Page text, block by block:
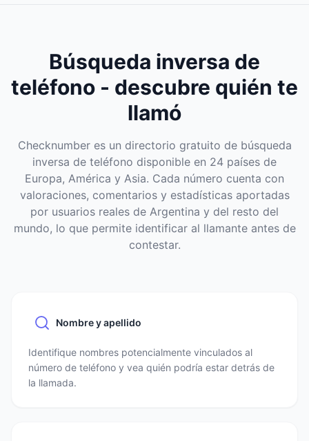
Búsqueda inversa de
teléfono - descubre quién te
llamó
Checknumber es un directorio gratuito de búsqueda
inversa de teléfono disponible en 24 países de
Europa, América y Asia. Cada número cuenta con
valoraciones, comentarios y estadísticas aportadas
por usuarios reales de Argentina y del resto del
mundo, lo que permite identificar al llamante antes de
contestar.
Nombre y apellido
Identifique nombres potencialmente vinculados al
número de teléfono y vea quién podría estar detrás de
la llamada.